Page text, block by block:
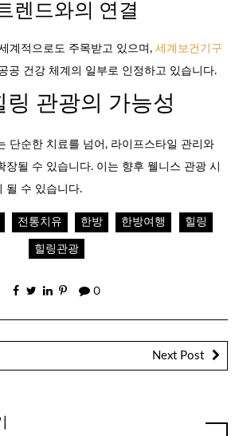
렌드와의 연결
계적으로도 주목받고 있으며, 세계보건기구
공 건강 체계의 일부로 인정하고 있습니다.
링 관광의 가능성
단순한 치료를 넘어, 라이프스타일 관리와
장될 수 있습니다. 이는 향후 웰니스 관광 시
될 수 있습니다.
전통치유 한방 한방여행 힐링
힐링관광
0
Next Post